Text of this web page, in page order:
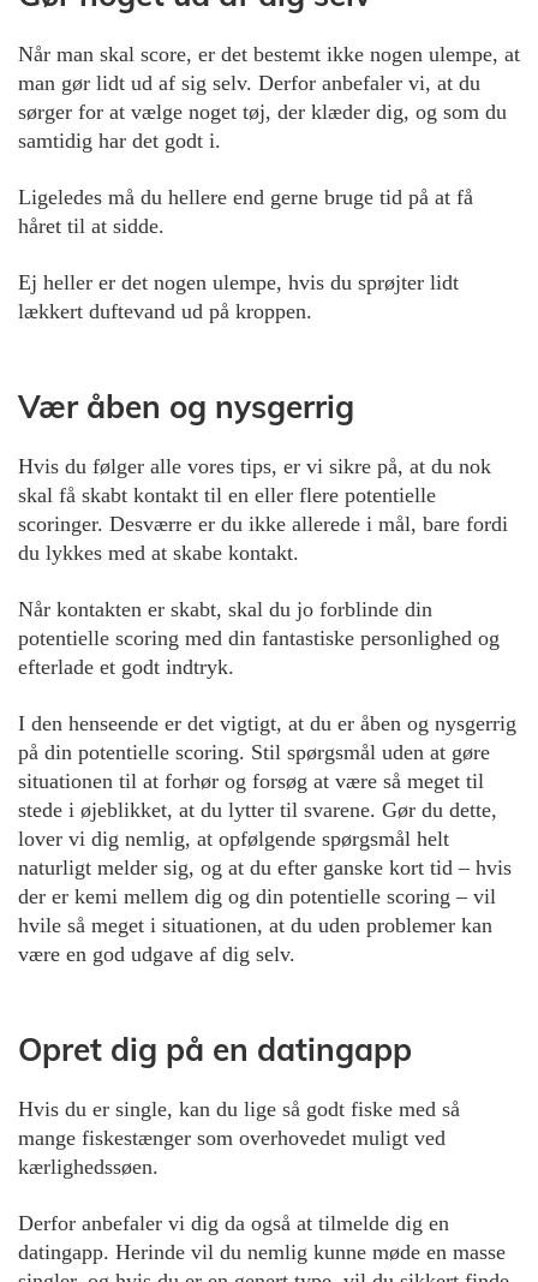
Når man skal score, er det bestemt ikke nogen ulempe, at
man gør lidt ud af sig selv. Derfor anbefaler vi, at du
sørger for at vælge noget tøj, der klæder dig, og som du
samtidig har det godt i.
Ligeledes må du hellere end gerne bruge tid på at få
håret til at sidde.
Ej heller er det nogen ulempe, hvis du sprøjter lidt
lækkert duftevand ud på kroppen.
Vær åben og nysgerrig
Hvis du følger alle vores tips, er vi sikre på, at du nok
skal få skabt kontakt til en eller flere potentielle
scoringer. Desværre er du ikke allerede i mål, bare fordi
du lykkes med at skabe kontakt.
Når kontakten er skabt, skal du jo forblinde din
potentielle scoring med din fantastiske personlighed og
efterlade et godt indtryk.
I den henseende er det vigtigt, at du er åben og nysgerrig
på din potentielle scoring. Stil spørgsmål uden at gøre
situationen til at forhør og forsøg at være så meget til
stede i øjeblikket, at du lytter til svarene. Gør du dette,
lover vi dig nemlig, at opfølgende spørgsmål helt
naturligt melder sig, og at du efter ganske kort tid – hvis
der er kemi mellem dig og din potentielle scoring – vil
hvile så meget i situationen, at du uden problemer kan
være en god udgave af dig selv.
Opret dig på en datingapp
Hvis du er single, kan du lige så godt fiske med så
mange fiskestænger som overhovedet muligt ved
kærlighedssøen.
Derfor anbefaler vi dig da også at tilmelde dig en
datingapp. Herinde vil du nemlig kunne møde en masse